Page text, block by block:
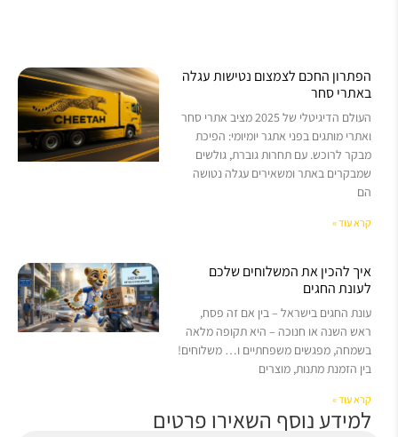
הפתרון החכם לצמצום נטישות עגלה
באתרי סחר
העולם הדיגיטלי של 2025 מציב אתרי סחר
ואתרי מותגים בפני אתגר יומיומי: הפיכת
מבקר לרוכש. עם תחרות גוברת, גולשים
שמבקרים באתר ומשאירים עגלה נטושה
הם
קרא עוד »
איך להכין את המשלוחים שלכם
לעונת החגים
עונת החגים בישראל – בין אם זה פסח,
ראש השנה או חנוכה – היא תקופה מלאה
בשמחה, מפגשים משפחתיים ו… משלוחים!
בין הזמנת מתנות, מוצרים
קרא עוד »
למידע נוסף השאירו פרטים